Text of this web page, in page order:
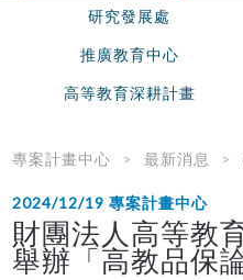
研究發展處
推廣教育中心
高等教育深耕計畫
專案計畫中心 最新消息
2024/12/19專案計畫中心
財團法人高等教
舉辦「高教品保